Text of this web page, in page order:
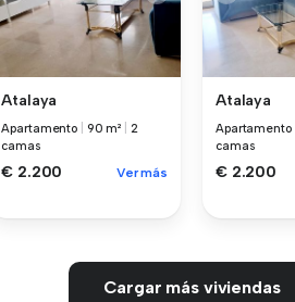
Atalaya
Apartamento 90 m²
2
camas
€ 2.200 Ver más
Atalaya
Apartamento
camas
€ 2.200
Cargar más viviendas